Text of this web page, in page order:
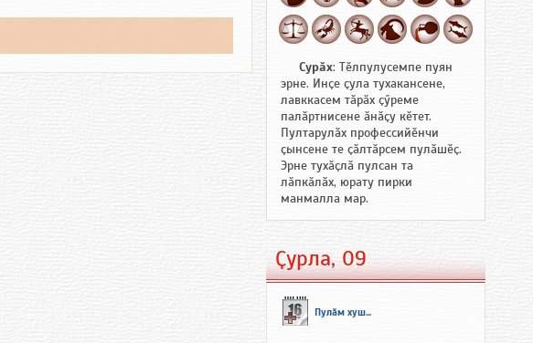
Сурӑх: Тӗлпулусемпе пуян
эрне. Инҫе ҫула тухакансене,
лавккасем тӑрӑх ҫӳреме
палӑртнисене ӑнӑҫу кӗтет.
Пултарулӑх профессийӗнчи
ҫынсене те ҫӑлтӑрсем пулӑшӗҫ.
Эрне тухӑҫлӑ пулсан та
лӑпкӑлӑх, юрату пирки
манмалла мар.
Ҫурла, 09
Пулӑм хуш...